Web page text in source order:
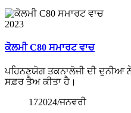
2023
ਕੋਲਮੀ C80 ਸਮਾਰਟ ਵਾਚ
ਪਹਿਨਣਯੋਗ ਤਕਨਾਲੋਜੀ ਦੀ ਦੁਨੀਆ
ਸਫ਼ਰ ਤੈਅ ਕੀਤਾ ਹੈ।
172024/ਜਨਵਰੀ